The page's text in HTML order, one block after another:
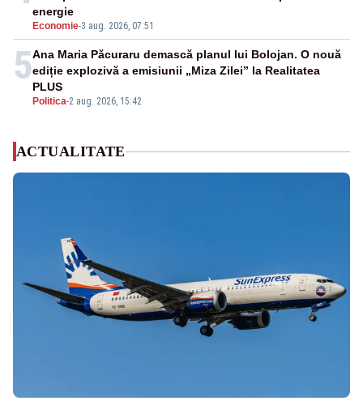
Economie-3 aug. 2026, 07:51
energie
5
Politica-2 aug. 2026, 15:42
Ana Maria Păcuraru demască planul lui Bolojan. O nouă
ediție explozivă a emisiunii „Miza Zilei” la Realitatea
PLUS
ACTUALITATE